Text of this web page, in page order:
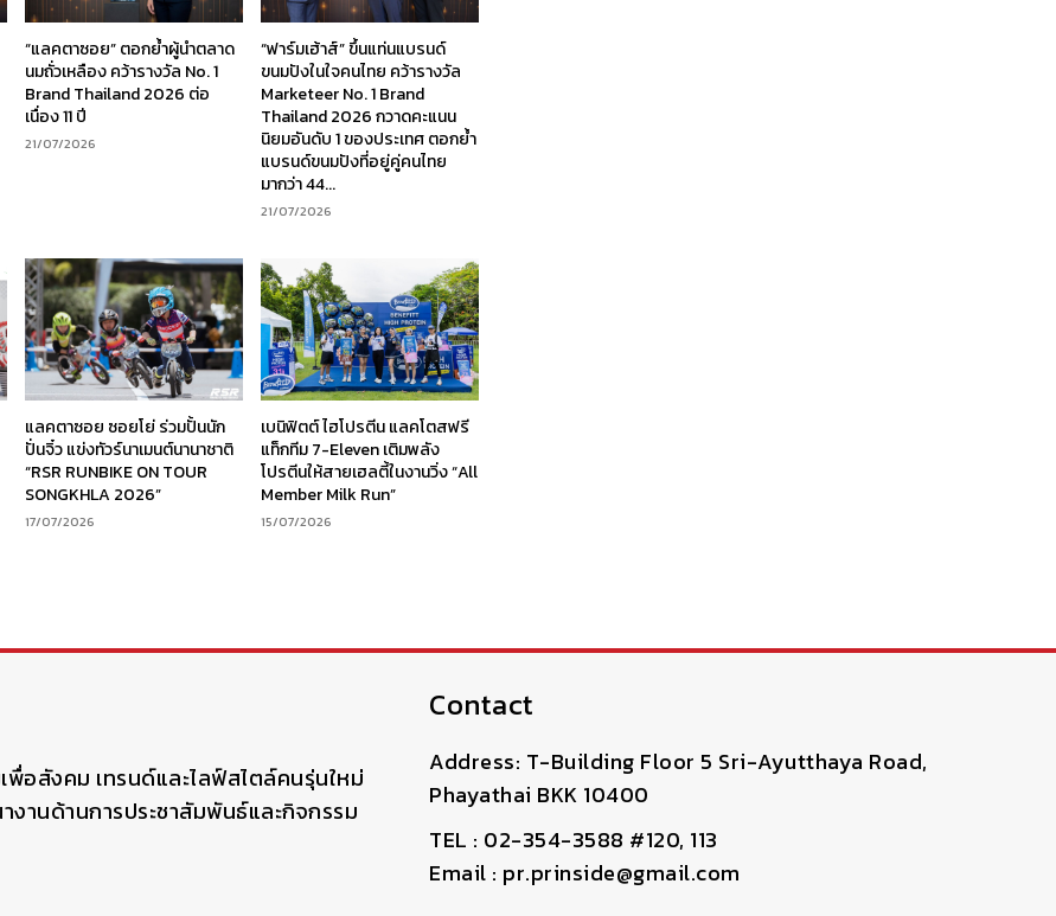
“แลคตาซอย” ตอกย้ำผู้นำตลาด
นมถั่วเหลือง คว้ารางวัล No. 1
Brand Thailand 2026 ต่อ
เนื่อง 11 ปี
21/07/2026
“ฟาร์มเฮ้าส์” ขึ้นแท่นแบรนด์
ขนมปังในใจคนไทย คว้ารางวัล
Marketeer No. 1 Brand
Thailand 2026 กวาดคะแนน
นิยมอันดับ 1 ของประเทศ ตอกย้ำ
แบรนด์ขนมปังที่อยู่คู่คนไทย
มากว่า 44...
21/07/2026
แลคตาซอย ซอยโย่ ร่วมปั้นนัก
ปั่นจิ๋ว แข่งทัวร์นาเมนต์นานาชาติ
“RSR RUNBIKE ON TOUR
SONGKHLA 2026”
17/07/2026
เบนิฟิตต์ ไฮโปรตีน แลคโตสฟรี
แท็กทีม 7-Eleven เติมพลัง
โปรตีนให้สายเฮลตี้ในงานวิ่ง “All
Member Milk Run”
15/07/2026
พื่อสังคม เทรนด์และไลฟ์สไตล์คนรุ่นใหม่
านด้านการประชาสัมพันธ์และกิจกรรม
Contact
Address: T-Building Floor 5 Sri-Ayutthaya Road,
Phayathai BKK 10400
TEL : 02-354-3588 #120, 113
Email : pr.prinside@gmail.com